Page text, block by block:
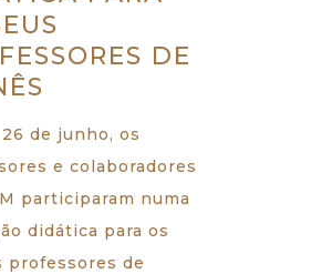
DE
de junho, os
e colaboradores
participaram numa
didática para os
professores de